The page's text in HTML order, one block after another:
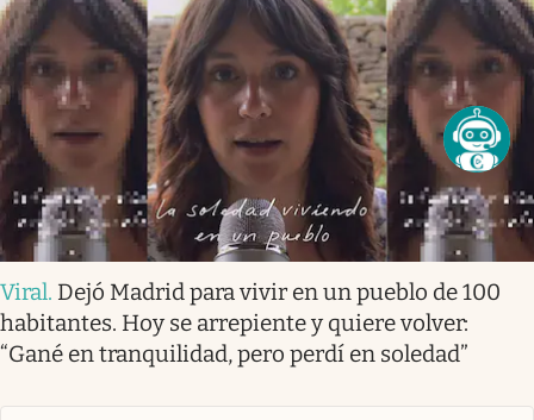
Viral. Dejó Madrid para vivir en un pueblo de 100
habitantes. Hoy se arrepiente y quiere volver:
“Gané en tranquilidad, pero perdí en soledad”